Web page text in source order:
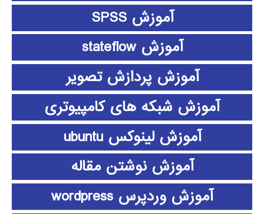
آموزش SPSS
آموزش stateflow
آموزش پردازش تصویر
آموزش شبکه های کامپیوتری
آموزش لینوکس ubuntu
آموزش نوشتن مقاله
آموزش وردپرس wordpress